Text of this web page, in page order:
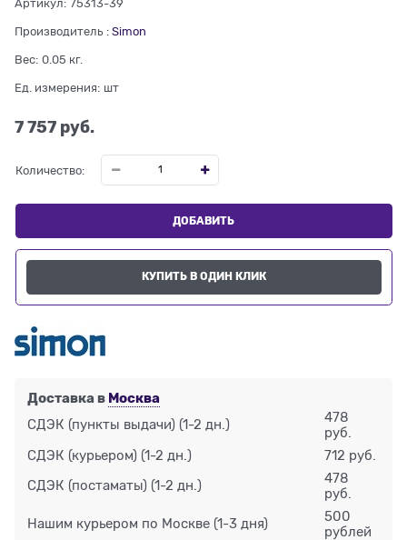
Артикул: 75313-39
Производитель : Simon
Вес: 0.05 кг.
Ед. измерения: шт
7 757 руб.
Количество:
ДОБАВИТЬ
КУПИТЬ В ОДИН КЛИК
Доставка в Москва
СДЭК (пункты выдачи) (1-2 дн.)
478
руб.
СДЭК (курьером) (1-2 дн.) 712 руб.
СДЭК (постаматы) (1-2 дн.)
478
руб.
Нашим курьером по Москве (1-3 дня)
500
рублей